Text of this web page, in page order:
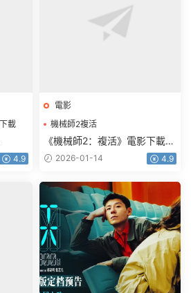
載
4.9
電影
機械師2複活
機械師2複活電影下載
《機械師2：複活》電影下載
1080p.BD中英雙字
2026-01-14 4.9